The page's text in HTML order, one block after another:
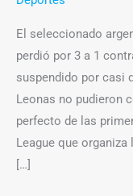
El seleccionado
perdió por 3 a 1
suspendido por casi
Leonas no pudieron
perfecto de las
League que
[…]